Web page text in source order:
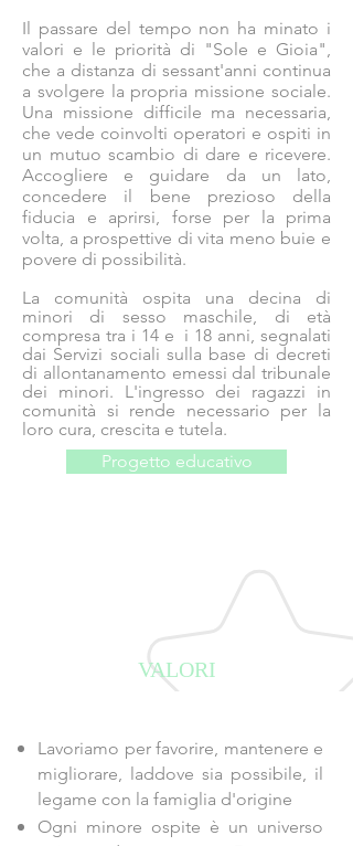
Il passare del tempo non ha minato i
valori e le priorità di "Sole e Gioia",
che a distanza di sessant'anni continua
a svolgere la propria missione sociale.
Una missione difficile ma necessaria,
che vede coinvolti operatori e ospiti in
un mutuo scambio di dare e ricevere.
Accogliere e guidare da un lato,
concedere il bene prezioso della
fiducia e aprirsi, forse per la prima
volta, a prospettive di vita meno buie e
povere di possibilità.
La comunità ospita una decina di
minori di sesso maschile, di età
compresa tra i 14 e i 18 anni, segnalati
dai Servizi sociali sulla base di decreti
di allontanamento emessi dal tribunale
dei minori. L'ingresso dei ragazzi in
comunità si rende necessario per la
loro cura, crescita e tutela.
Progetto educativo
VALORI
Lavoriamo per favorire, mantenere e
migliorare, laddove sia possibile, il
legame con la famiglia d'origine
Ogni minore ospite è un universo